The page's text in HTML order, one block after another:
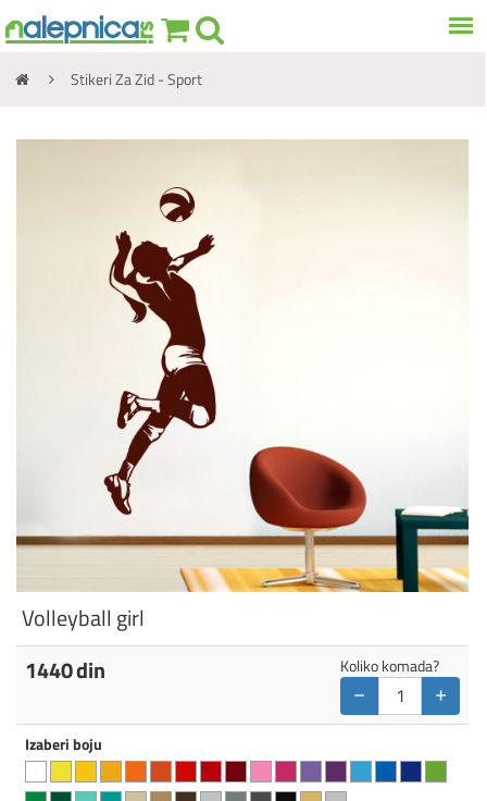
Stikeri Za Zid - Sport
Volleyball girl
1440din Koliko komada?
− +
Izaberi boju